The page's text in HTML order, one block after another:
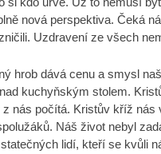
nová perspektiva. Čeká
Uzdravení ze všech
hrob dává cenu a smysl
kuchyňským stolem.
nás počítá. Kristův kříž
Náš život nebyl
lidí, kteří se kvůli